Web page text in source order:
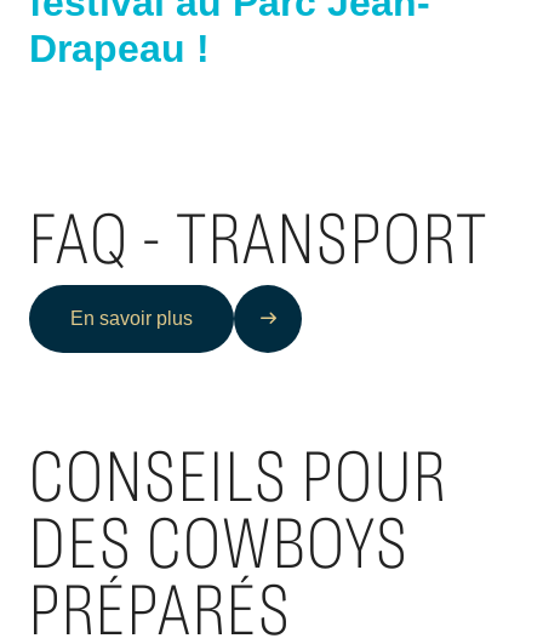
Drapeau !
FAQ - TRANSPORT
En savoir plus
CONSEILS POUR
DES COWBOYS
PRÉPARÉS